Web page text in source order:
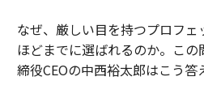
なぜ、厳しい目を持つプロフ
ほどまでに選ばれるのか。こ
締役CEOの中西裕太郎はこう答